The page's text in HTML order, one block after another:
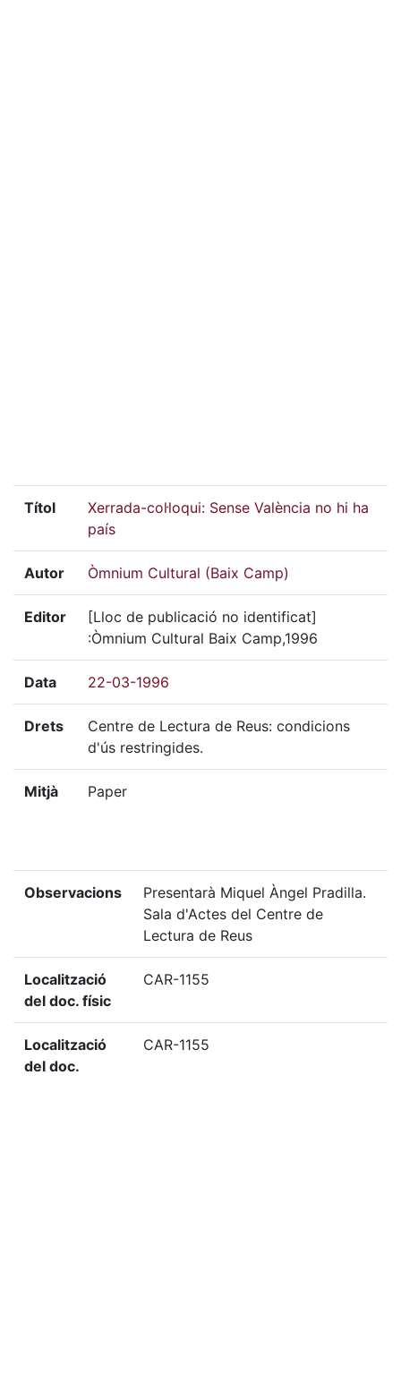
Títol
Xerrada-col·loqui: Sense València no hi ha
país
Autor Òmnium Cultural (Baix Camp)
Editor
[Lloc de publicació no identificat]
:Òmnium Cultural Baix Camp,1996
Data 22-03-1996
Drets
Centre de Lectura de Reus: condicions
d'ús restringides.
Mitjà Paper
Observacions
Presentarà Miquel Àngel Pradilla.
Sala d'Actes del Centre de
Lectura de Reus
Localització
del doc. físic
CAR-1155
Localització
del doc.
CAR-1155